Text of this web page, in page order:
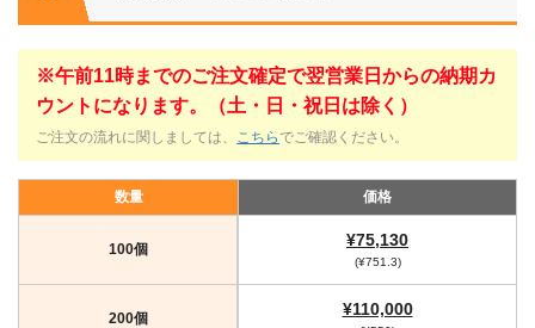
※午前11時までのご注文確定で翌営業日からの納期カ
ウントになります。（土・日・祝日は除く）
ご注文の流れに関しましては、 こちら でご確認ください。
数量 価格
100個 ¥75,130
(¥751.3)
200個 ¥110,000